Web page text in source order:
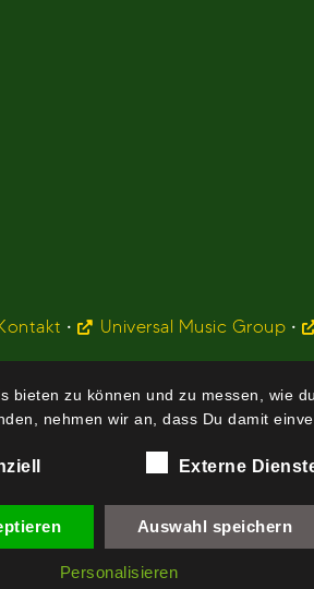
• Universal Music Group •
zu können und zu messen, wie
nehmen wir an, dass Du damit
Externe
Auswahl speichern
Personalisieren